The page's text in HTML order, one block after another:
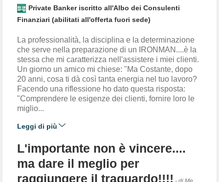
Private Banker iscritto all'Albo dei Consulenti
Finanziari (abilitati all'offerta fuori sede)
La professionalità, la disciplina e la determinazione
che serve nella preparazione di un IRONMAN....è la
stessa che mi caratterizza nell'assistere i miei clienti.
Un giorno un amico mi chiese: "Ma Costante, dopo
20 anni, cosa ti dà così tanta energia nel tuo lavoro?
Facendo una riflessione ho dato questa risposta:
"Comprendere le esigenze dei clienti, fornire loro le
miglio...
Leggi di più
L'importante non è vincere....
ma dare il meglio per
raggiungere il traguardo!!!!